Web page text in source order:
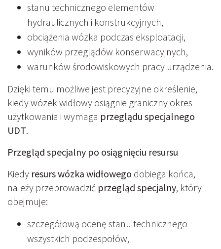
stanu technicznego elementów
hydraulicznych i konstrukcyjnych,
obciążenia wózka podczas eksploatacji,
wyników przeglądów konserwacyjnych,
warunków środowiskowych pracy urządzenia.
Dzięki temu możliwe jest precyzyjne określenie,
kiedy wózek widłowy osiągnie graniczny okres
użytkowania i wymaga przeglądu specjalnego
UDT.
Przegląd specjalny po osiągnięciu resursu
Kiedy resurs wózka widłowego dobiega końca,
należy przeprowadzić przegląd specjalny, który
obejmuje:
szczegółową ocenę stanu technicznego
wszystkich podzespołów,